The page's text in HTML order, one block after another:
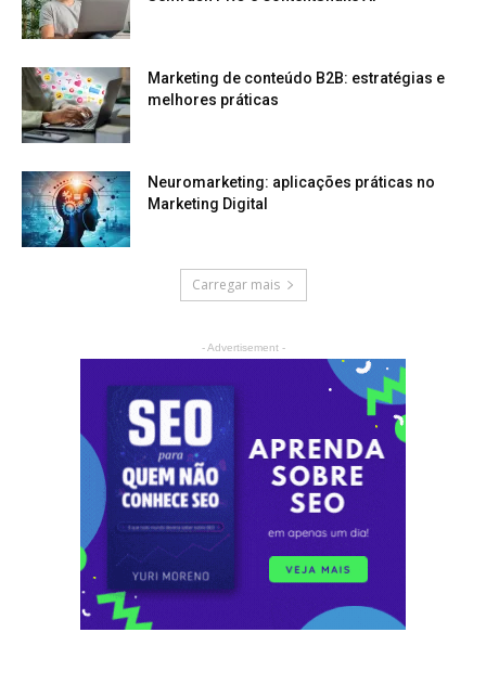
Marketing de conteúdo B2B: estratégias e
melhores práticas
Neuromarketing: aplicações práticas no
Marketing Digital
Carregar mais
- Advertisement -